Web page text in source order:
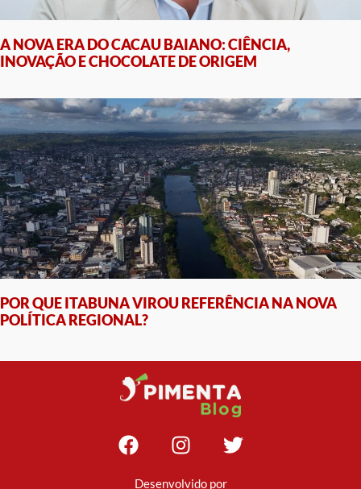
A NOVA ERA DO CACAU BAIANO: CIÊNCIA,
INOVAÇÃO E CHOCOLATE DE ORIGEM
POR QUE ITABUNA VIROU REFERÊNCIA NA NOVA
POLÍTICA REGIONAL?
Desenvolvido por